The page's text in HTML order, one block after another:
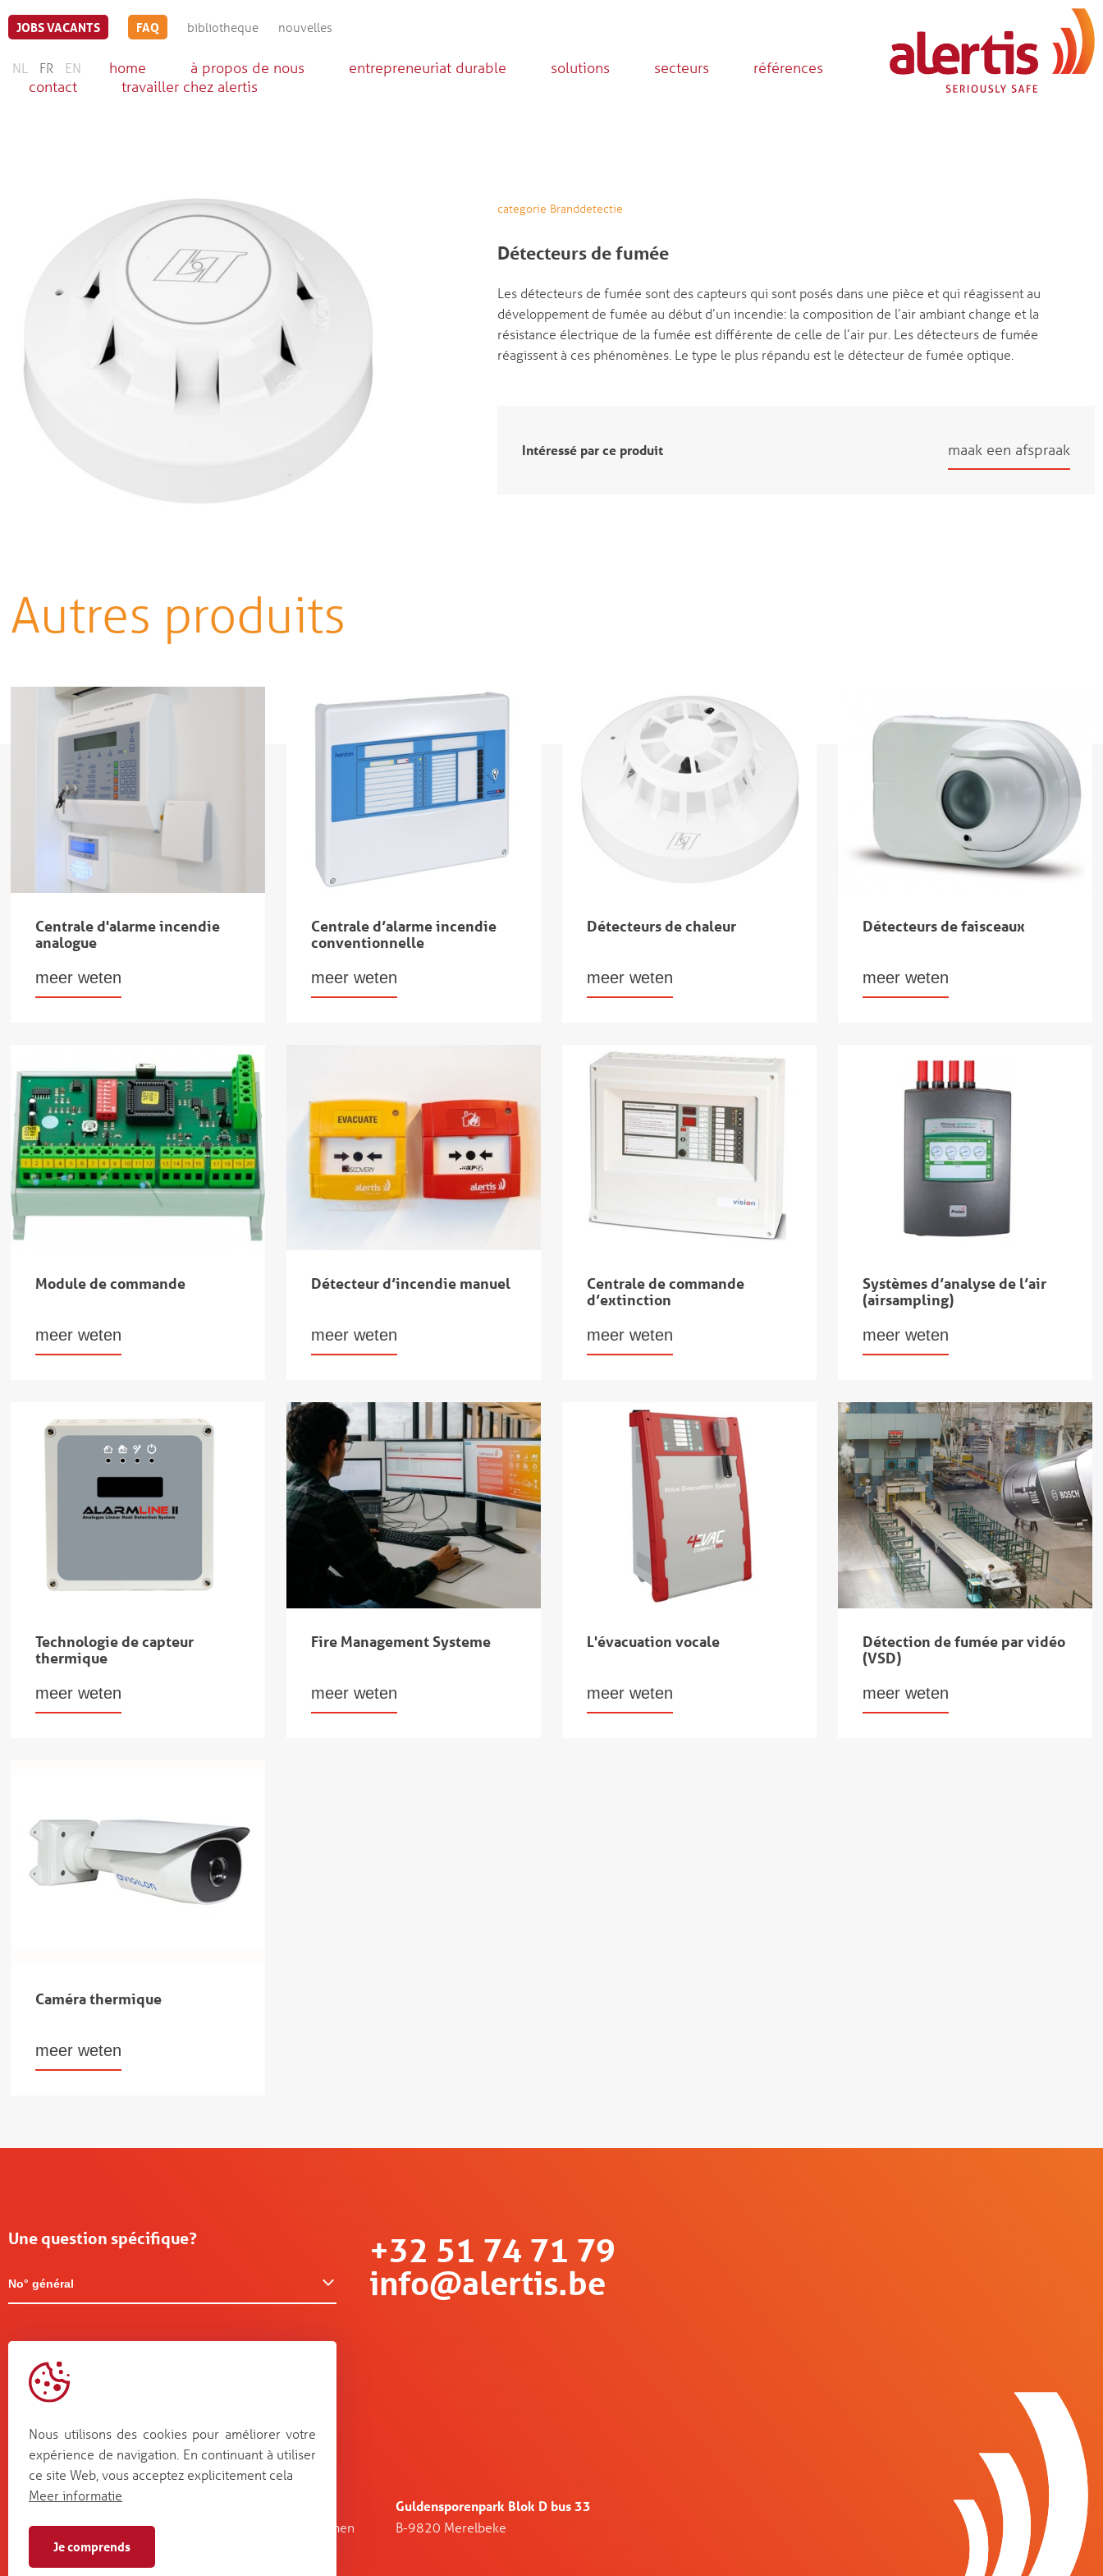
JOBS VACANTS FAQ bibliotheque nouvelles
NL FR EN home à propos de nous entrepreneuriat durable solutions secteurs
références
contact
travailler chez alertis
categorie Branddetectie
Détecteurs de fumée
Les détecteurs de fumée sont des capteurs qui sont posés dans une pièce et qui réagissent au
développement de fumée au début d’un incendie: la composition de l’air ambiant change et la
résistance électrique de la fumée est différente de celle de l’air pur. Les détecteurs de fumée
réagissent à ces phénomènes. Le type le plus répandu est le détecteur de fumée optique.
Intéressé par ce produit maak een afspraak
Autres produits
Centrale d'alarme incendie
analogue
meer weten
Centrale d’alarme incendie
conventionnelle
meer weten
Détecteurs de chaleur
meer weten
Détecteurs de faisceaux
meer weten
Module de commande
meer weten
Détecteur d’incendie manuel
meer weten
Centrale de commande
d’extinction
meer weten
Systèmes d’analyse de l’air
(airsampling)
meer weten
Technologie de capteur
thermique
meer weten
Fire Management Systeme
meer weten
L'évacuation vocale
meer weten
Détection de fumée par vidéo
(VSD)
meer weten
Caméra thermique
meer weten
Une question spécifique?
No° général
+32 51 74 71 79
info@alertis.be
Kruisboommolenstraat 13
B-8800 Roeselare
B-3560 Lummen
Guldensporenpark Blok D bus 33
B-9820 Merelbeke
Nous utilisons des cookies pour améliorer votre
expérience de navigation. En continuant à utiliser
ce site Web, vous acceptez explicitement cela
Meer informatie
Je comprends